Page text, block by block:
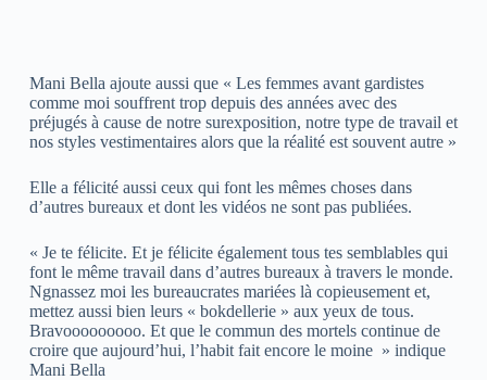
Mani Bella ajoute aussi que « Les femmes avant gardistes
comme moi souffrent trop depuis des années avec des
préjugés à cause de notre surexposition, notre type de travail et
nos styles vestimentaires alors que la réalité est souvent autre »
Elle a félicité aussi ceux qui font les mêmes choses dans
d’autres bureaux et dont les vidéos ne sont pas publiées.
« Je te félicite. Et je félicite également tous tes semblables qui
font le même travail dans d’autres bureaux à travers le monde.
Ngnassez moi les bureaucrates mariées là copieusement et,
mettez aussi bien leurs « bokdellerie » aux yeux de tous.
Bravooooooooo. Et que le commun des mortels continue de
croire que aujourd’hui, l’habit fait encore le moine » indique
Mani Bella